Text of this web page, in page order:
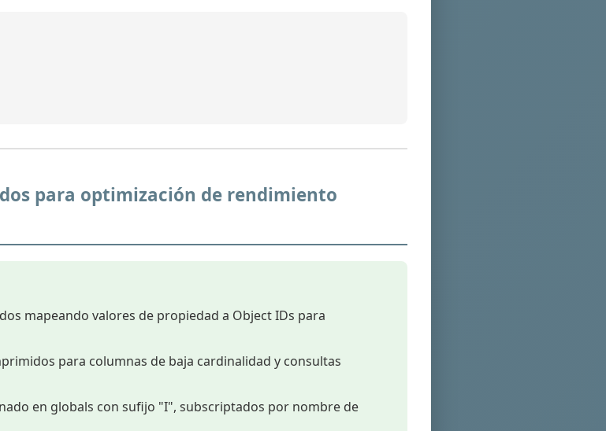
para optimización de rendimiento
mapeando valores de propiedad a Object IDs para
para columnas de baja cardinalidad y consultas
en globals con sufijo "I", subscriptados por nombre de